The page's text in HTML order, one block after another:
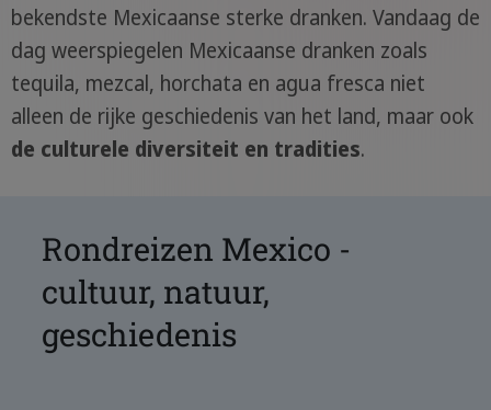
bekendste Mexicaanse sterke dranken. Vandaag de
dag weerspiegelen Mexicaanse dranken zoals
tequila, mezcal, horchata en agua fresca niet
alleen de rijke geschiedenis van het land, maar ook
de culturele diversiteit en tradities.
Rondreizen Mexico -
cultuur, natuur,
geschiedenis